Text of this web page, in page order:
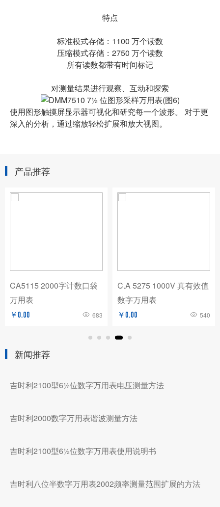
特点
标准模式存储：1100 万个读数
压缩模式存储：2750 万个读数
所有读数都带有时间标记
对测量结果进行观察、互动和探索
使用图形触摸屏显示器可视化和研究每一个波形。 对于更
深入的分析，通过缩放轻松扩展和放大视图。
产品推荐
CA5115 2000字计数口袋
万用表
￥0.00 683
C.A 5275 1000V 真有效值
数字万用表
￥0.00 540
新闻推荐
吉时利2100型6½位数字万用表电压测量方法
吉时利2000数字万用表谐波测量方法
吉时利2100型6½位数字万用表使用说明书
吉时利八位半数字万用表2002频率测量范围扩展的方法